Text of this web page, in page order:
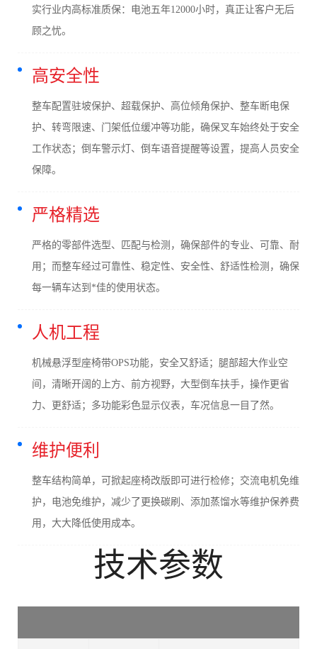
实行业内高标准质保：电池五年12000小时，真正让客户无后
顾之忧。
高安全性
整车配置驻坡保护、超载保护、高位倾角保护、整车断电保
护、转弯限速、门架低位缓冲等功能，确保叉车始终处于安全
工作状态；倒车警示灯、倒车语音提醒等设置，提高人员安全
保障。
严格精选
严格的零部件选型、匹配与检测，确保部件的专业、可靠、耐
用；而整车经过可靠性、稳定性、安全性、舒适性检测，确保
每一辆车达到*佳的使用状态。
人机工程
机械悬浮型座椅带OPS功能，安全又舒适；腿部超大作业空
间，清晰开阔的上方、前方视野，大型倒车扶手，操作更省
力、更舒适；多功能彩色显示仪表，车况信息一目了然。
维护便利
整车结构简单，可掀起座椅改版即可进行检修；交流电机免维
护，电池免维护，减少了更换碳刷、添加蒸馏水等维护保养费
用，大大降低使用成本。
技术参数